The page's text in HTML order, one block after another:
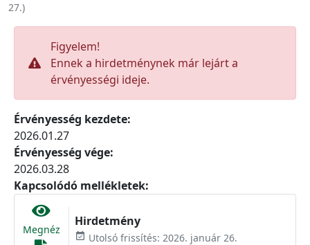
27.)
Figyelem!
Ennek a hirdetménynek már lejárt a
érvényességi ideje.
Érvényesség kezdete:
2026.01.27
Érvényesség vége:
2026.03.28
Kapcsolódó mellékletek:
Megnéz
Hirdetmény
event_available Utolsó frissítés: 2026. január 26.